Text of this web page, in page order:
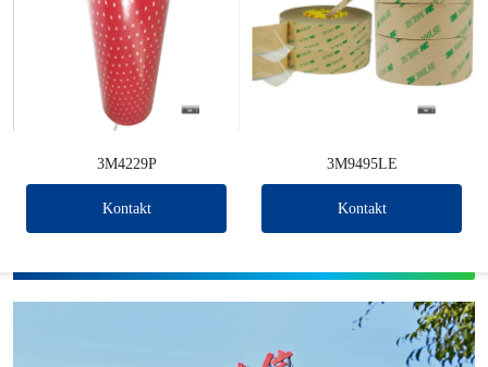
3M4229P
Kontakt
3M9495LE
Kontakt